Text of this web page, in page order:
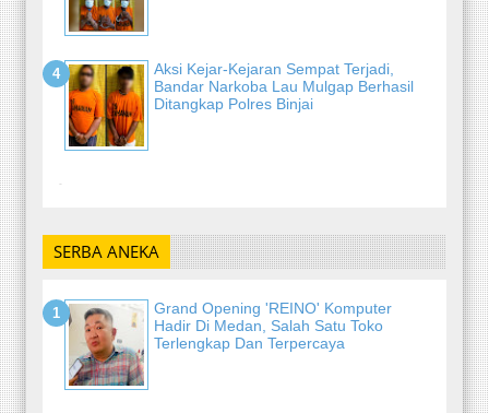
Aksi Kejar-Kejaran Sempat Terjadi,
Bandar Narkoba Lau Mulgap Berhasil
Ditangkap Polres Binjai
-
SERBA ANEKA
Grand Opening 'REINO' Komputer
Hadir Di Medan, Salah Satu Toko
Terlengkap Dan Terpercaya